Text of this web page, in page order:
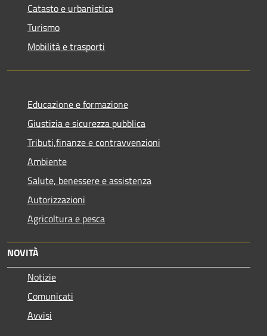
Catasto e urbanistica
Turismo
Mobilità e trasporti
Educazione e formazione
Giustizia e sicurezza pubblica
Tributi,finanze e contravvenzioni
Ambiente
Salute, benessere e assistenza
Autorizzazioni
Agricoltura e pesca
NOVITÀ
Notizie
Comunicati
Avvisi